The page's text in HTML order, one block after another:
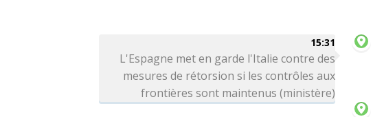
15:31
L'Espagne met en garde l'Italie contre des
mesures de rétorsion si les contrôles aux
frontières sont maintenus (ministère)